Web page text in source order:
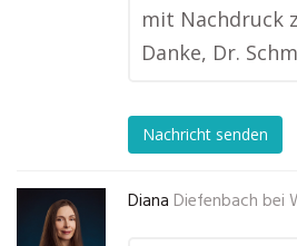
mit Nachdruck
Danke, Dr.
Nachricht senden
Diana Diefenbach bei